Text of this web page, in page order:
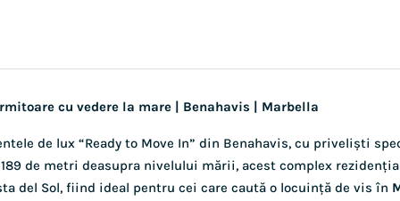
cu vedere la mare | Benahavis | Marbella
de lux “Ready to Move In” din Benahavis, cu priveliști
de metri deasupra nivelului mării, acest complex
del Sol, fiind ideal pentru cei care caută o locuință de vis în